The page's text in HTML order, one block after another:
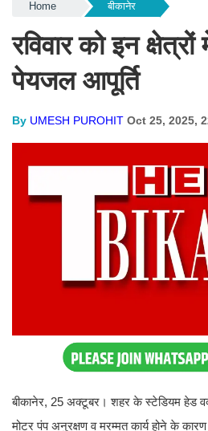
Home बीकानेर
रविवार को इन क्षेत्रों
पेयजल आपूर्ति
By UMESH PUROHIT Oct 25, 2025,
बीकानेर, 25 अक्टूबर। शहर के स्टेडियम
अक्टूबर) को मोटर पंप अनुरक्षण व मरम्मत